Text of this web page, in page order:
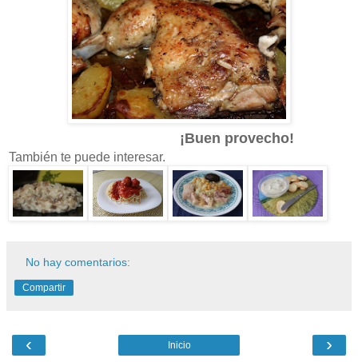
¡Buen provecho!
También te puede interesar.
No hay comentarios:
Compartir
‹ ›
Inicio